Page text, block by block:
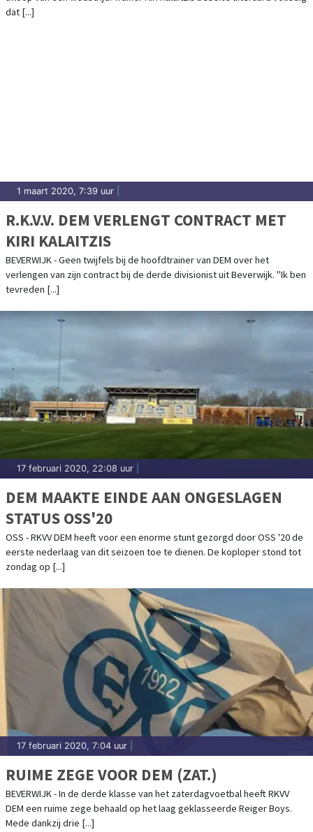
dat [...]
1 maart 2020, 7:39 uur
R.K.V.V. DEM VERLENGT CONTRACT MET
KIRI KALAITZIS
BEVERWIJK - Geen twijfels bij de hoofdtrainer van DEM over het
verlengen van zijn contract bij de derde divisionist uit Beverwijk. "Ik ben
tevreden [...]
17 februari 2020, 22:08 uur
DEM MAAKTE EINDE AAN ONGESLAGEN
STATUS OSS'20
OSS - RKVV DEM heeft voor een enorme stunt gezorgd door OSS '20 de
eerste nederlaag van dit seizoen toe te dienen. De koploper stond tot
zondag op [...]
17 februari 2020, 7:04 uur
RUIME ZEGE VOOR DEM (ZAT.)
BEVERWIJK - In de derde klasse van het zaterdagvoetbal heeft RKVV
DEM een ruime zege behaald op het laag geklasseerde Reiger Boys.
Mede dankzij drie [...]